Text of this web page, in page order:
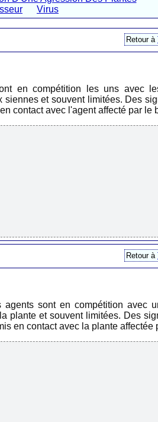
Virus
Retour à
en compétition les uns avec
et souvent limitées. Des
contact avec l'agent affecté par le
Retour à
sont en compétition avec
plante et souvent limitées. Des
en contact avec la plante